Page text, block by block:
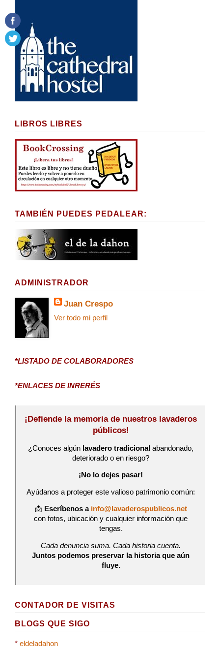
LIBROS LIBRES
TAMBIÉN PUEDES PEDALEAR:
ADMINISTRADOR
Juan Crespo
Ver todo mi perfil
*LISTADO DE COLABORADORES
*ENLACES DE INRERÉS
¡Defiende la memoria de nuestros lavaderos
públicos!
¿Conoces algún lavadero tradicional abandonado,
deteriorado o en riesgo?
¡No lo dejes pasar!
Ayúdanos a proteger este valioso patrimonio común:
📩 Escríbenos a info@lavaderospublicos.net
con fotos, ubicación y cualquier información que
tengas.
Cada denuncia suma. Cada historia cuenta.
Juntos podemos preservar la historia que aún
fluye.
CONTADOR DE VISITAS
BLOGS QUE SIGO
* eldeladahon